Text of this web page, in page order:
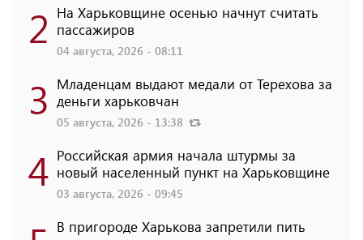
2 На Харьковщине осенью начнут считать
пассажиров
04 августа, 2026 - 08:11
3 Младенцам выдают медали от Терехова за
деньги харьковчан
05 августа, 2026 - 13:38
4 Российская армия начала штурмы за
новый населенный пункт на Харьковщине
03 августа, 2026 - 09:45
В пригороде Харькова запретили пить